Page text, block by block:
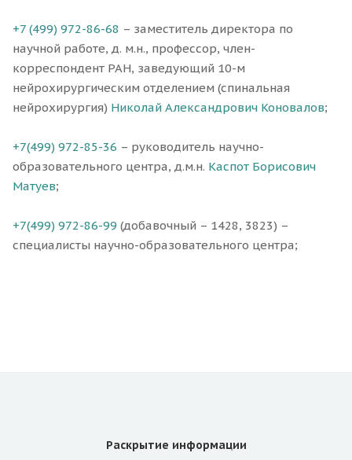
+7 (499) 972-86-68 – заместитель директора по
научной работе, д. м.н., профессор, член-
корреспондент РАН, заведующий 10-м
нейрохирургическим отделением (спинальная
нейрохирургия) Николай Александрович Коновалов;
+7(499) 972-85-36 – руководитель научно-
образовательного центра, д.м.н. Каспот Борисович
Матуев;
+7(499) 972-86-99 (добавочный – 1428, 3823) –
специалисты научно-образовательного центра;
Раскрытие информации